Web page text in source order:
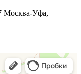
Москва-Уфа,